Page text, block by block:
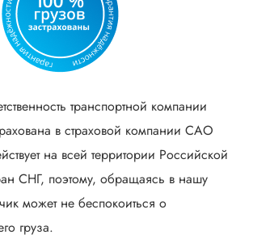
транспортной компании
в страховой компании САО
на всей территории Российской
СНГ, поэтому, обращаясь в нашу
может не беспокоиться о
груза.